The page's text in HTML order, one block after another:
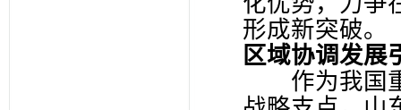
形成新突破。
区域协调发展
作为我国重